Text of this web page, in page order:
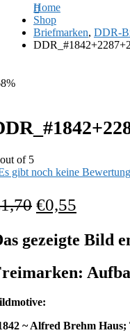
Home
Shop
Briefmarken, DDR-
of 5
gibt noch keine
1,70 €0,55
gezeigte Bild
~ Alfred Brehm